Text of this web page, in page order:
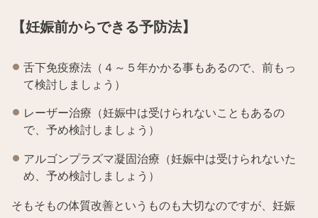
【妊娠前からできる予防法】
舌下免疫療法（４～５年かかる事もあるので、前もっ
て検討しましょう）
レーザー治療（妊娠中は受けられないこともあるの
で、予め検討しましょう）
アルゴンプラズマ凝固治療（妊娠中は受けられないた
め、予め検討しましょう）
そもそもの体質改善というものも大切なのですが、妊娠